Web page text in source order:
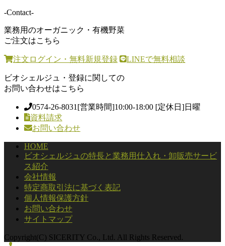
-Contact-
業務用のオーガニック・有機野菜
ご注文はこちら
注文ログイン・無料新規登録 LINEで無料相談
ビオシェルジュ・登録に関しての
お問い合わせはこちら
0574-26-8031 [営業時間]10:00-18:00 [定休日]日曜
資料請求
お問い合わせ
HOME
ビオシェルジュの特長と業務用仕入れ・卸販売サービ
ス紹介
会社情報
特定商取引法に基づく表記
個人情報保護方針
お問い合わせ
サイトマップ
Copyright(C) SICERITY Co., Ltd. All Rights Reserved.